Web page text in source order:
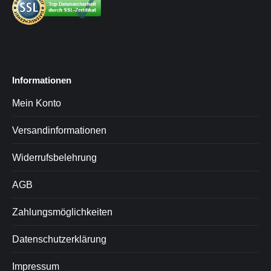
Informationen
Mein Konto
Versandinformationen
Widerrufsbelehrung
AGB
Zahlungsmöglichkeiten
Datenschutzerklärung
Impressum